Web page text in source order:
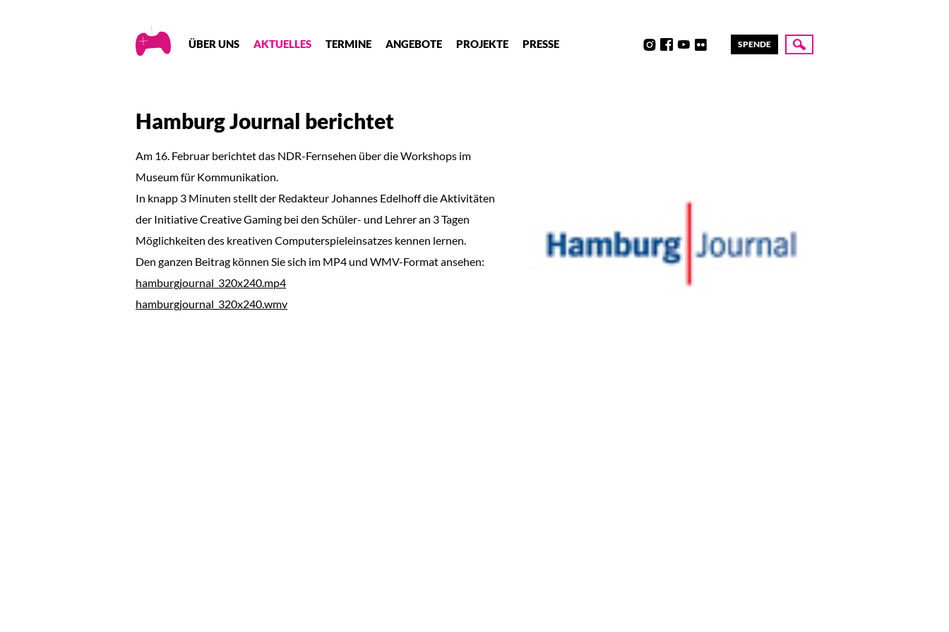
Creative
Gaming
ÜBER UNS AKTUELLES TERMINE ANGEBOTE PROJEKTE PRESSE SPENDE
Suche
Hamburg Journal berichtet
Am 16. Februar berichtet das NDR-Fernsehen über die Workshops im
Museum für Kommunikation.
In knapp 3 Minuten stellt der Redakteur Johannes Edelhoff die Aktivitäten
der Initiative Creative Gaming bei den Schüler- und Lehrer an 3 Tagen
Möglichkeiten des kreativen Computerspieleinsatzes kennen lernen.
Den ganzen Beitrag können Sie sich im MP4 und WMV-Format ansehen:
hamburgjournal_320x240.mp4
hamburgjournal_320x240.wmv